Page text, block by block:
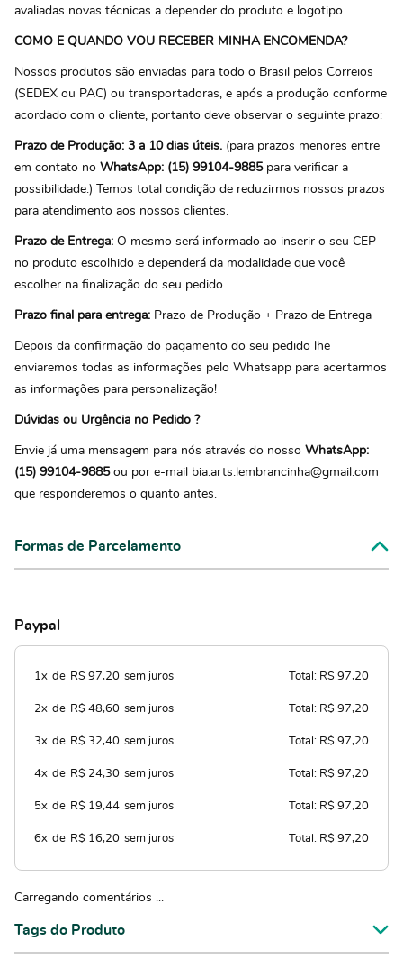
avaliadas novas técnicas a depender do produto e logotipo.
COMO E QUANDO VOU RECEBER MINHA ENCOMENDA?
Nossos produtos são enviadas para todo o Brasil pelos Correios
(SEDEX ou PAC) ou transportadoras, e após a produção conforme
acordado com o cliente, portanto deve observar o seguinte prazo:
Prazo de Produção: 3 a 10 dias úteis. (para prazos menores entre
em contato no WhatsApp: (15) 99104-9885 para verificar a
possibilidade.) Temos total condição de reduzirmos nossos prazos
para atendimento aos nossos clientes.
Prazo de Entrega: O mesmo será informado ao inserir o seu CEP
no produto escolhido e dependerá da modalidade que você
escolher na finalização do seu pedido.
Prazo final para entrega: Prazo de Produção + Prazo de Entrega
Depois da confirmação do pagamento do seu pedido lhe
enviaremos todas as informações pelo Whatsapp para acertarmos
as informações para personalização!
Dúvidas ou Urgência no Pedido ?
Envie já uma mensagem para nós através do nosso WhatsApp:
(15) 99104-9885 ou por e-mail bia.arts.lembrancinha@gmail.com
que responderemos o quanto antes.
Formas de Parcelamento
Paypal
1x de R$ 97,20 sem juros Total: R$ 97,20
2x de R$ 48,60 sem juros Total: R$ 97,20
3x de R$ 32,40 sem juros Total: R$ 97,20
4x de R$ 24,30 sem juros Total: R$ 97,20
5x de R$ 19,44 sem juros Total: R$ 97,20
6x de R$ 16,20 sem juros Total: R$ 97,20
Carregando comentários ...
Tags do Produto